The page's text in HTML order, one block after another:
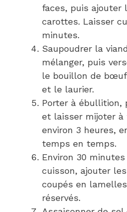
faces, puis ajouter
carottes. Laisser
minutes.
Saupoudrer la
mélanger, puis
le bouillon de
et le laurier.
Porter à ébullition,
et laisser mijoter à
environ 3 heures,
temps en temps.
Environ 30
cuisson, ajouter
coupés en
réservés.